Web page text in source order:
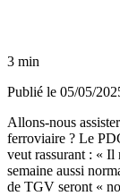
3 min
Publié le 05/05/
Allons-nous
ferroviaire ? Le
veut rassurant : « Il
semaine aussi
de TGV seront «